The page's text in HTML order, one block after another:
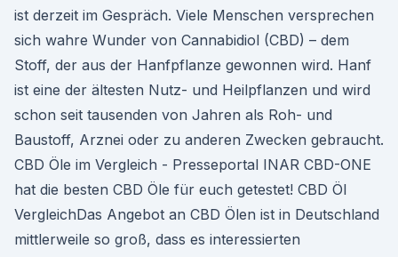
ist derzeit im Gespräch. Viele Menschen versprechen
sich wahre Wunder von Cannabidiol (CBD) – dem
Stoff, der aus der Hanfpflanze gewon­nen wird. Hanf
ist eine der ältesten Nutz- und Heilpflanzen und wird
schon seit tausenden von Jahren als Roh- und
Baustoff, Arznei oder zu anderen Zwecken gebraucht.
CBD Öle im Vergleich - Presseportal INAR CBD-ONE
hat die besten CBD Öle für euch getestet! CBD Öl
VergleichDas Angebot an CBD Ölen ist in Deutschland
mittlerweile so groß, dass es interessierten